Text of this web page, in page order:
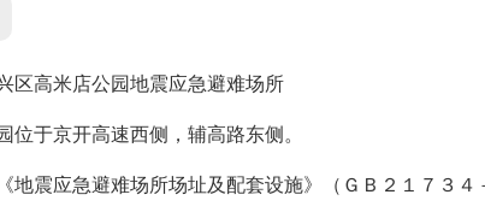
高米店公园地震应急避难场所
于京开高速西侧，辅高路东侧。
震应急避难场所场址及配套设施》（ＧＢ２１７３４